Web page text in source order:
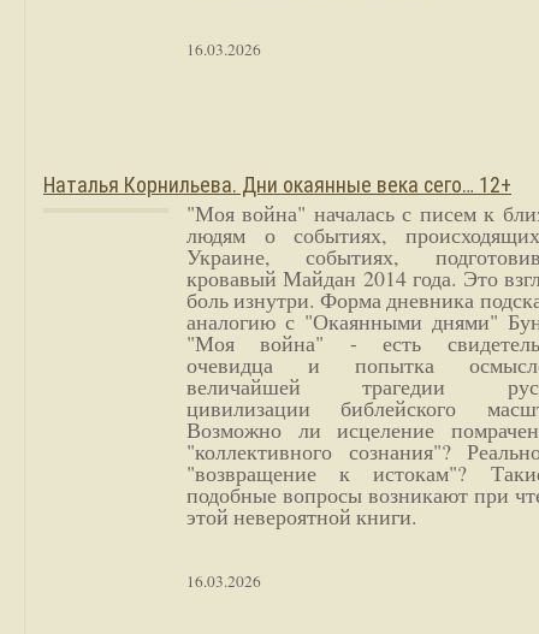
16.03.2026
Наталья Корнильева. Дни окаянные века сего… 12+
"Моя война" началась с писем к
людям о событиях,
Украине, событиях,
кровавый Майдан 2014 года. Это
боль изнутри. Форма дневника
аналогию с "Окаянными днями"
"Моя война" - есть
очевидца и попытка
величайшей трагедии
цивилизации библейского
Возможно ли исцеление
"коллективного сознания"?
"возвращение к истокам"?
подобные вопросы возникают при
этой невероятной книги.
16.03.2026